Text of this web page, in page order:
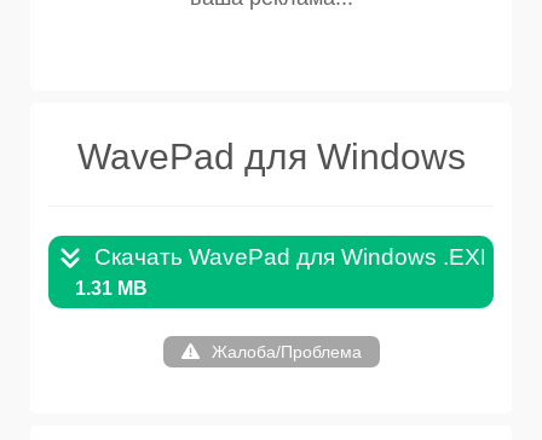
WavePad для Windows
Скачать WavePad для Windows .EXE
1.31 MB
Жалоба/Проблема